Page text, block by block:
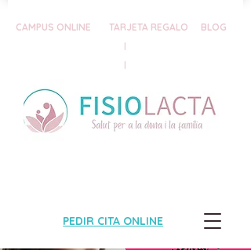
PEDIR CITA ONLINE
CAMPUS ONLINE TARJETA REGALO BLOG